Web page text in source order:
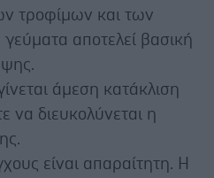
τροφίμων και των
αποτελεί βασική
άμεση κατάκλιση
να διευκολύνεται η
είναι απαραίτητη. Η